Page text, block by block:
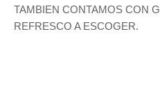
TAMBIEN CONTAMOS CON
REFRESCO A ESCOGER.